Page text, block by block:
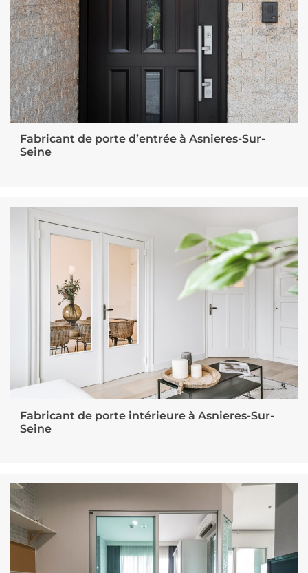
Fabricant de porte d’entrée à Asnieres-Sur-
Seine
Fabricant de porte intérieure à Asnieres-Sur-
Seine